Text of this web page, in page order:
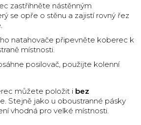
zastřihněte nástěnným
se opře o stěnu a zajistí rovný řez
natahovače připevněte koberec k
místnosti.
posilovač, použijte kolenní
můžete položit i bez
Stejně jako u oboustranné pásky
vhodná pro velké místnosti.